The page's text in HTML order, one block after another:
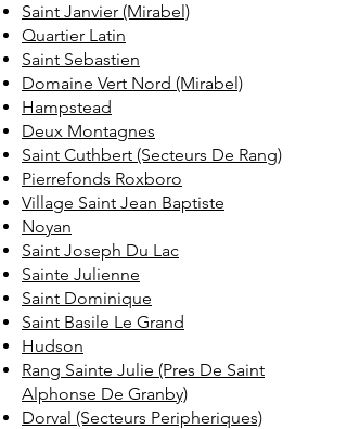
Saint Janvier (Mirabel)
Quartier Latin
Saint Sebastien
Domaine Vert Nord (Mirabel)
Hampstead
Deux Montagnes
Saint Cuthbert (Secteurs De Rang)
Pierrefonds Roxboro
Village Saint Jean Baptiste
Noyan
Saint Joseph Du Lac
Sainte Julienne
Saint Dominique
Saint Basile Le Grand
Hudson
Rang Sainte Julie (Pres De Saint
Alphonse De Granby)
Dorval (Secteurs Peripheriques)